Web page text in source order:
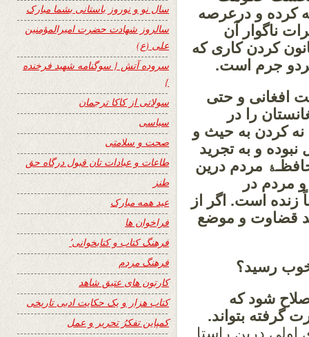
کرده و درعرصه
ناگوار آن
کردن کاری که
جرم است.
افغانی و حتی
را در
نه کردن به حیث و
و به تجرید
مردم درین
مردم در
زنده است. اگر از
قضاوت و موضع
رسید؟
شود که
گرفته بتواند.
درین راستا
سال نو و نوروز باستانی بشما مبارک
سالروز شهادت حضرت امیرالمؤمنین
علی (ع)
سروده آتش { سوگنامه شهید فرخنده
}
سولاتی از کاکا ترجمان
سیاسی
صحت و سلامتی
طاعات و عبادات تان قبول درگاه حق
طنز
عید همه مبارک
فراخوان ها
فرهنگ کتاب و کتابخوانی٬
فرهنگ مردم
کارتون های عتیق شاهد
کتاب هزار و یک حکایت ادبی تاریخی
کمپاین تفکرُ تحریر و عمل